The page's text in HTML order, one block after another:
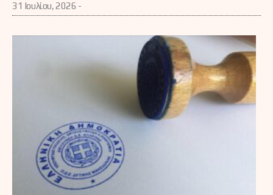
31 Ιουλίου, 2026 -